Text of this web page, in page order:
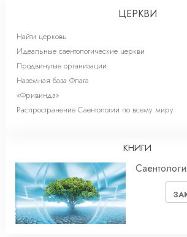
ЦЕРКВИ
Найти церковь
Идеальные саентологические церкви
Продвинутые организации
Наземная база Флага
«Фривиндз»
Распространение Саентологии по всему миру
КНИГИ